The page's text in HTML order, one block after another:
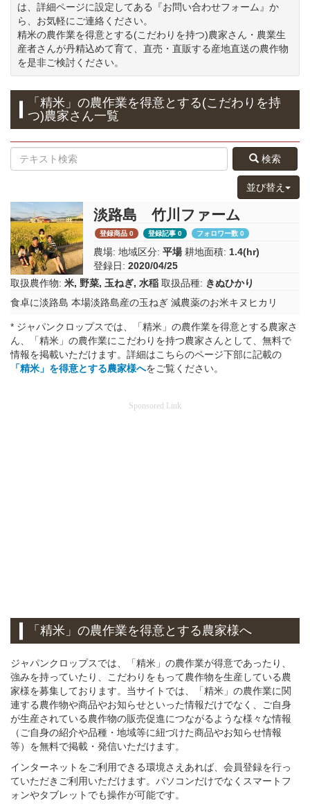
は、詳細ページに設定してある『お問い合わせフォーム』か
ら、お気軽にご連絡ください。
精米の農作業を得意とする(こだわりを持つ)農家さん・農業生
産者さんが丹精込めて育て、直売・直販する産地直送の農作物
を是非ご検討ください。
「精米」の農作業を得意とする(こだわりを持
つ)農家さん一覧
検索
並び替え
淡路島 竹川ファーム
登録商品 0 登録記事 0 フォロワー数 0
農場: 地域区分: 平場 耕地面積: 1.4(hr)
登録日: 2020/04/25
取扱農作物: 米, 野菜, 玉ねぎ, 水稲 取扱品種: きぬひかり
食卓に淡路島 本場淡路島産の玉ねぎ 減農薬のお米キヌヒカリ
* ジャパンクロップスでは、「精米」の農作業を得意とする農家さ
ん、「精米」の農作業にこだわりを持つ農家さんとして、無料で
情報を掲載いただけます。詳細はこちらのページ下部に記載の
「精米」を得意とする農家様へをご覧ください。
Sponsored Link
「精米」の農作業を得意とする農家様へ
ジャパンクロップスでは、「精米」の農作業が得意であったり、
強みを持っていたり、こだわりをもって農作物を生産している農
家様を募集しております。当サイトでは、「精米」の農作業に関
連する農作物や商品やお知らせといった情報だけでなく、ご自身
が生産されている農作物の販売促進につながるような様々な情報
（ご自身の紹介や品種・地域等に紐づけた商品やお知らせ情報
等）を無料で掲載・発信いただけます。
インターネットをご利用できる環境さえあれば、会員登録を行っ
ていただきご利用いただけます。パソコンだけでなくスマートフ
ォンやタブレットでも操作が可能です。